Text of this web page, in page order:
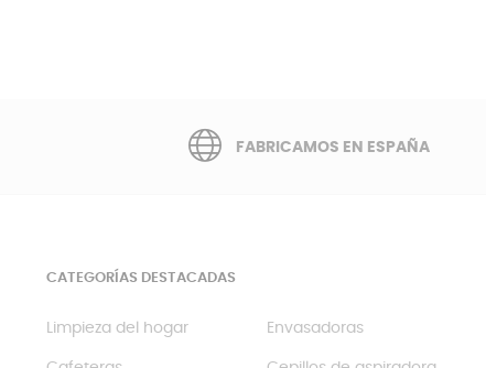
FABRICAMOS EN ESPAÑA
CATEGORÍAS DESTACADAS
Limpieza del hogar Envasadoras